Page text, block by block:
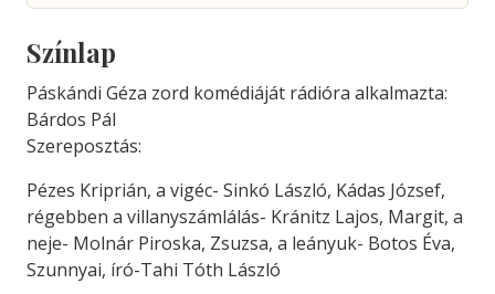
Színlap
Páskándi Géza zord komédiáját rádióra alkalmazta:
Bárdos Pál
Szereposztás:
Pézes Kriprián, a vigéc- Sinkó László, Kádas József,
régebben a villanyszámlálás- Kránitz Lajos, Margit, a
neje- Molnár Piroska, Zsuzsa, a leányuk- Botos Éva,
Szunnyai, író-Tahi Tóth László